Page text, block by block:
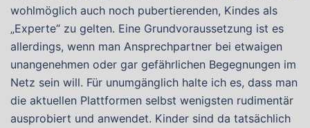
wohlmöglich auch noch pubertierenden, Kindes als
„Experte“ zu gelten. Eine Grundvoraussetzung ist es
allerdings, wenn man Ansprechpartner bei etwaigen
unangenehmen oder gar gefährlichen Begegnungen im
Netz sein will. Für unumgänglich halte ich es, dass man
die aktuellen Plattformen selbst wenigsten rudimentär
ausprobiert und anwendet. Kinder sind da tatsächlich